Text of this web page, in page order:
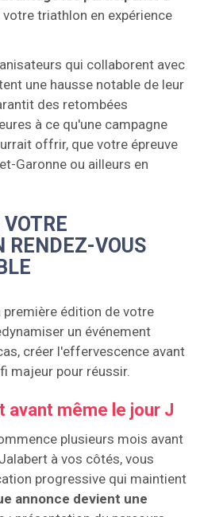
triathlon en expérience
qui collaborent avec
une hausse notable de leur
des retombées
à ce qu'une campagne
offrir, que votre épreuve
Garonne ou ailleurs en
RENDEZ-VOUS
édition de votre
un événement
créer l'effervescence avant
majeur pour réussir.
avant même le jour J
plusieurs mois avant
à vos côtés, vous
progressive qui maintient
annonce devient une